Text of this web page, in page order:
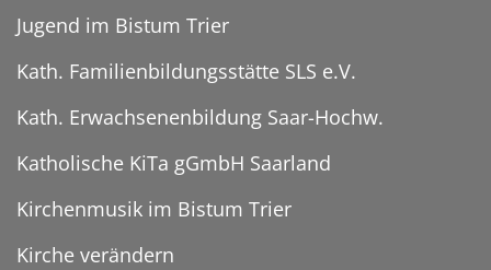
Jugend im Bistum Trier
Kath. Familienbildungsstätte SLS e.V.
Kath. Erwachsenenbildung Saar-Hochw.
Katholische KiTa gGmbH Saarland
Kirchenmusik im Bistum Trier
Kirche verändern